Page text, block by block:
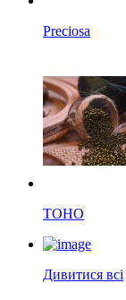
Preciosa
TOHO
Дивитися всі